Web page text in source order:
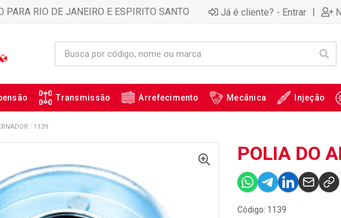
PARA RIO DE JANEIRO E ESPIRITO SANTO Já é cliente? - Entrar |
Transmissão Arrefecimento Mecânica Injeção
: 1139
POLIA DO
Código: 1139